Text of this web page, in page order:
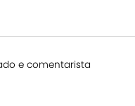
e comentarista